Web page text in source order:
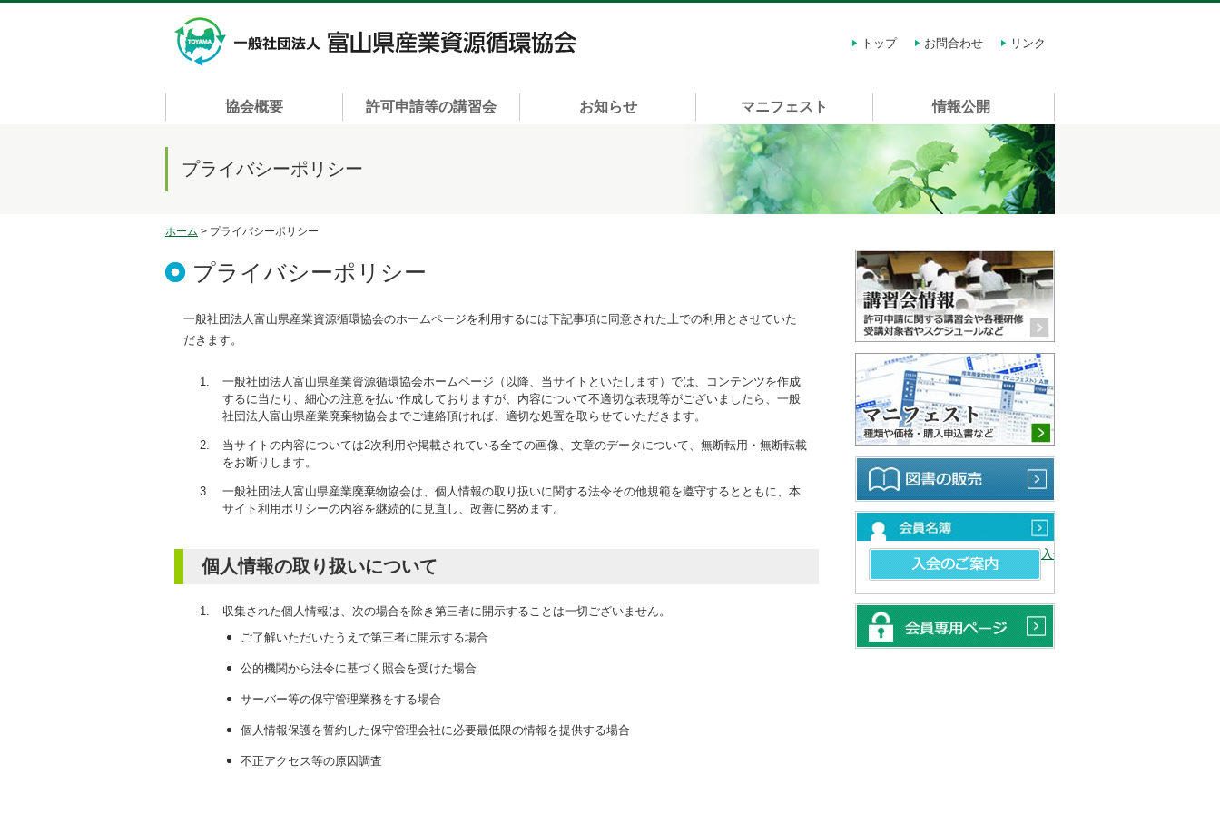
トップ
お問合わせ リンク
協会概要 許可申請等の講習会 お知らせ マニフェスト 情報公開
プライバシーポリシー
ホーム > プライバシーポリシー
プライバシーポリシー
一般社団法人富山県産業資源循環協会のホームページを利用するには下記事項に同意された上での利用とさせていた
だきます。
一般社団法人富山県産業資源循環協会ホームページ（以降、当サイトといたします）では、コンテンツを作成
するに当たり、細心の注意を払い作成しておりますが、内容について不適切な表現等がございましたら、一般
社団法人富山県産業廃棄物協会までご連絡頂ければ、適切な処置を取らせていただきます。
当サイトの内容については2次利用や掲載されている全ての画像、文章のデータについて、無断転用・無断転載
をお断りします。
一般社団法人富山県産業廃棄物協会は、個人情報の取り扱いに関する法令その他規範を遵守するとともに、本
サイト利用ポリシーの内容を継続的に見直し、改善に努めます。
個人情報の取り扱いについて
収集された個人情報は、次の場合を除き第三者に開示することは一切ございません。
ご了解いただいたうえで第三者に開示する場合
公的機関から法令に基づく照会を受けた場合
サーバー等の保守管理業務をする場合
個人情報保護を誓約した保守管理会社に必要最低限の情報を提供する場合
不正アクセス等の原因調査
入会のご案内